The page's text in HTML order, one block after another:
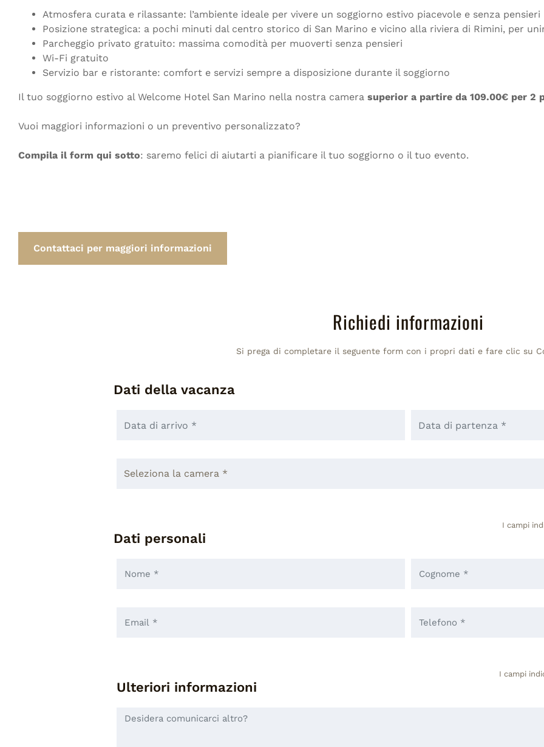
Atmosfera curata e rilassante: l’ambiente ideale per vivere un soggiorno estivo piacevole e senza pensieri
Posizione strategica: a pochi minuti dal centro storico di San Marino e vicino alla riviera di Rimini, per
Parcheggio privato gratuito: massima comodità per muoverti senza pensieri
Wi-Fi gratuito
Servizio bar e ristorante: comfort e servizi sempre a disposizione durante il soggiorno
Il tuo soggiorno estivo al Welcome Hotel San Marino nella nostra camera superior a partire da 109.00€ per 2
Vuoi maggiori informazioni o un preventivo personalizzato?
Compila il form qui sotto: saremo felici di aiutarti a pianificare il tuo soggiorno o il tuo evento.
Contattaci per maggiori informazioni
Richiedi informazioni
Si prega di completare il seguente form con i propri dati e fare clic su
Dati della vacanza
I campi
Dati personali
I campi
Ulteriori informazioni